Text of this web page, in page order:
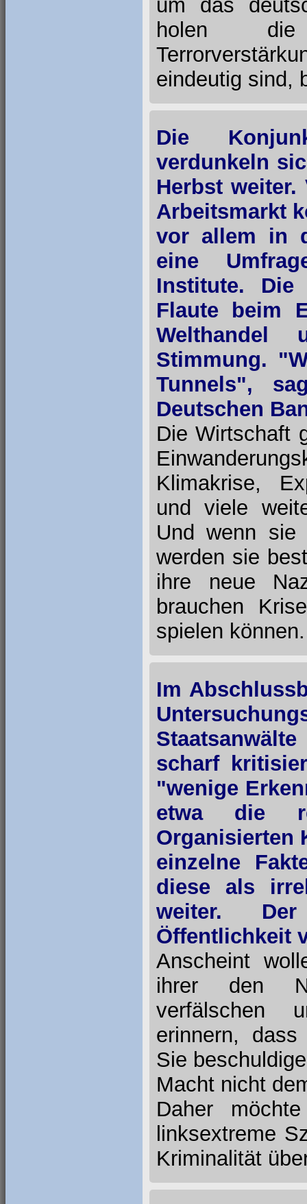
um das
holen die
eindeutig sind,
Die
verdunkeln
Herbst
Arbeitsmarkt
vor allem in
eine
Institute. Die
Flaute beim
Stimmung.
Tunnels",
Deutschen
Die Wirtschaft
Klimakrise,
und viele
Und wenn sie
werden sie
ihre neue
brauchen
spielen können.
Im
scharf
"wenige
etwa die
Organisierten
einzelne
diese als
weiter.
Öffentlichkeit
Anscheint
ihrer den
verfälschen
erinnern,
Sie
Macht nicht
Daher
linksextreme
Kriminalität